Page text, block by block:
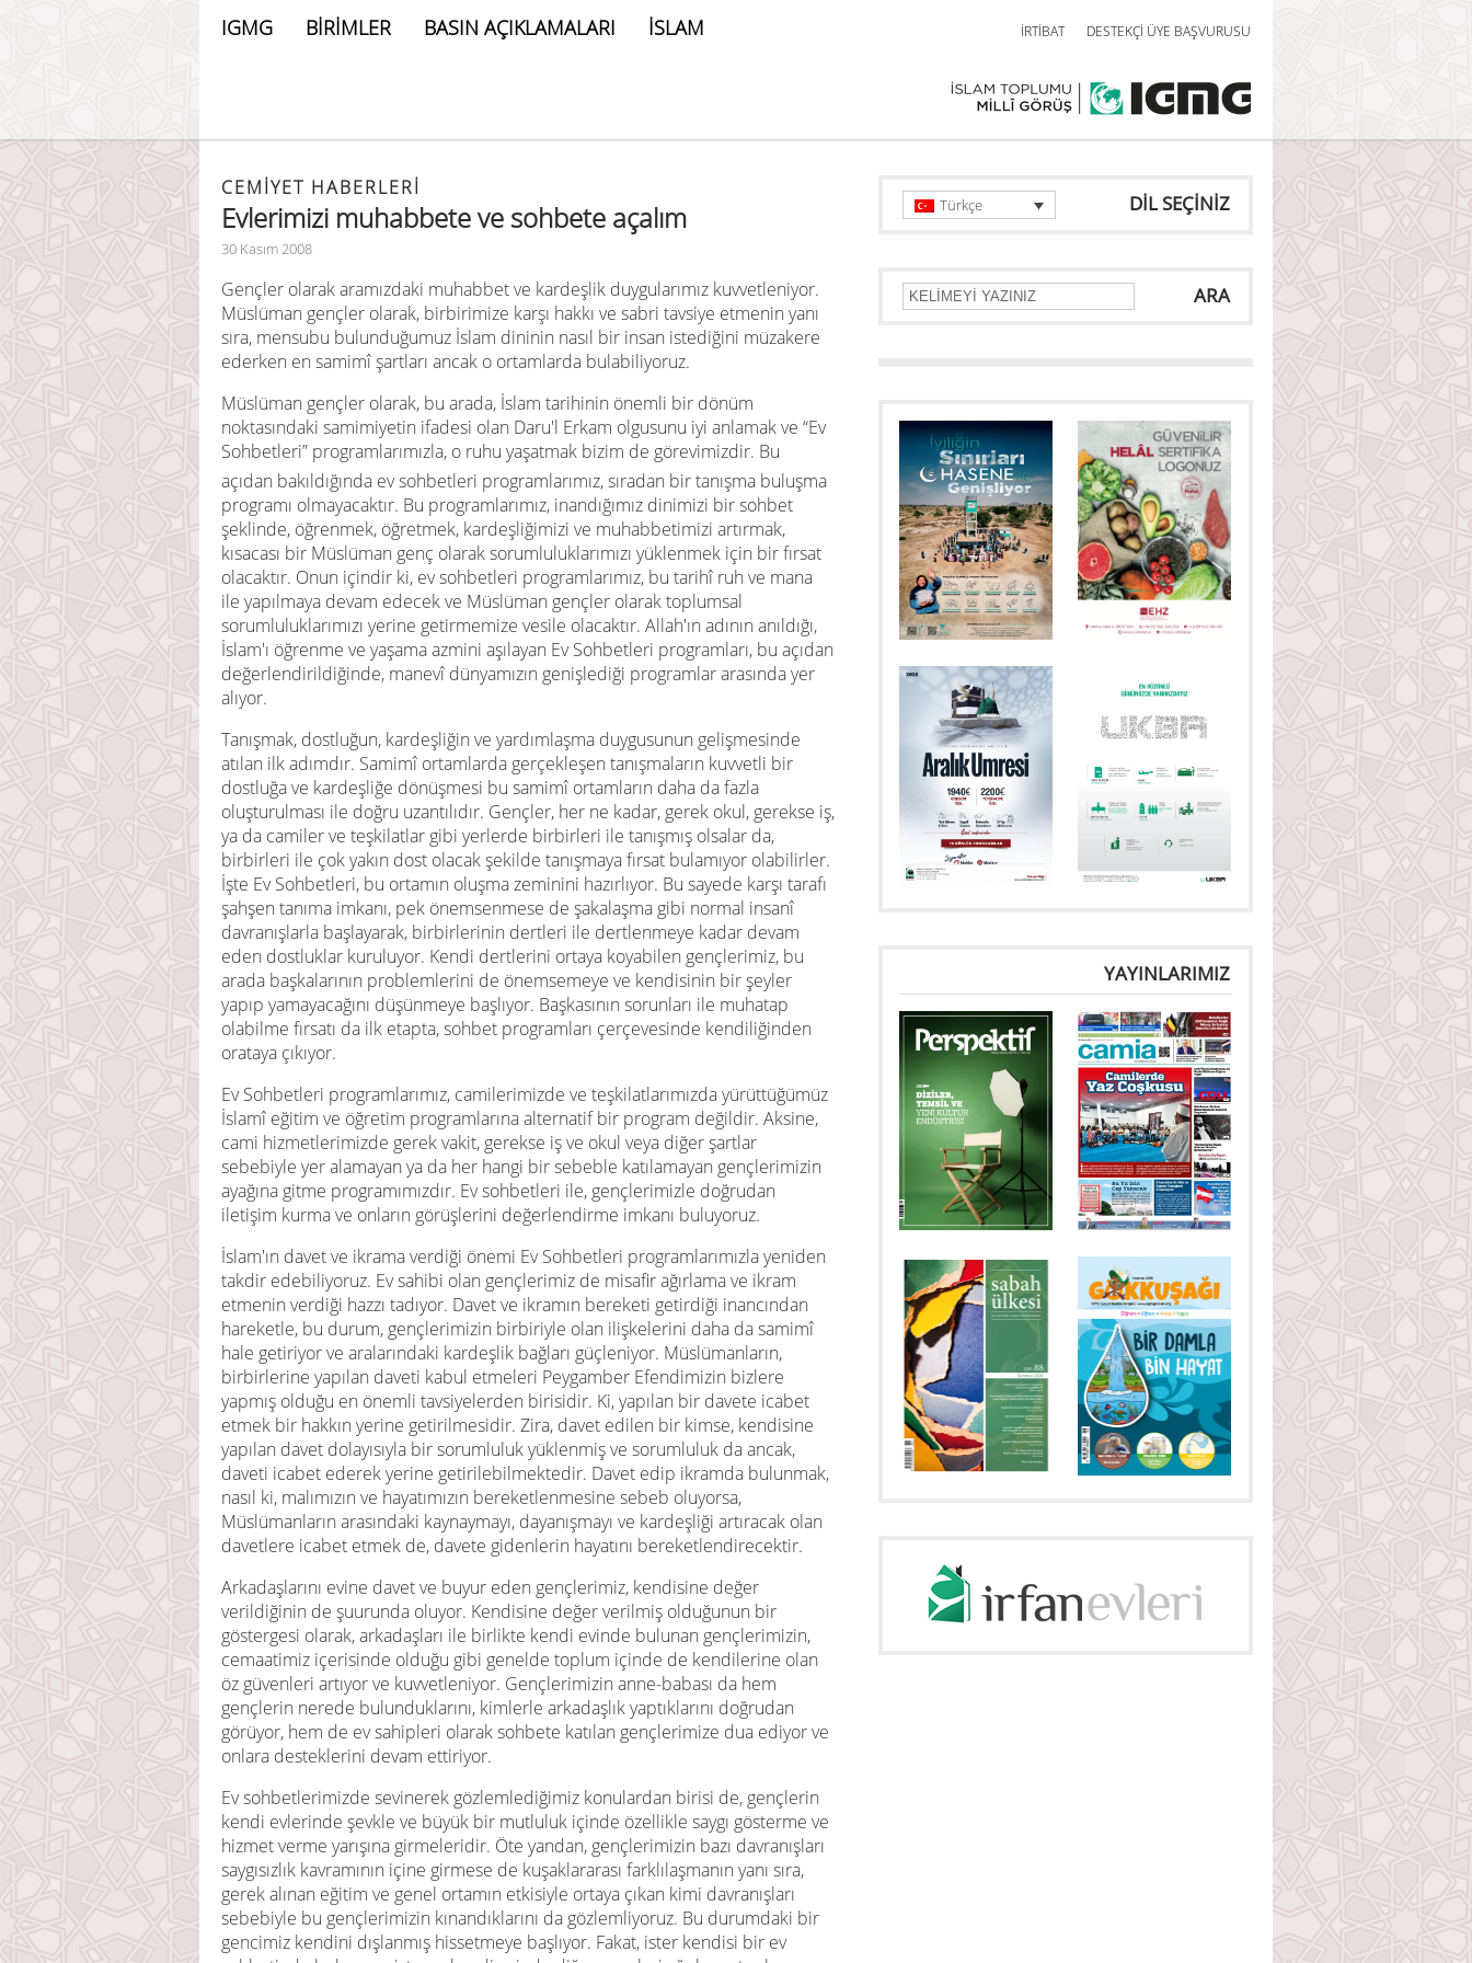
IGMG BİRİMLER BASIN AÇIKLAMALARI İSLAM İRTİBAT DESTEKÇİ ÜYE BAŞVURUSU
CEMIYET HABERLERI
Evlerimizi muhabbete ve sohbete açalım
30 Kasım 2008
Gençler olarak aramızdaki muhabbet ve kardeşlik duygularımız kuvvetleniyor.
Müslüman gençler olarak, birbirimize karşı hakkı ve sabri tavsiye etmenin yanı
sıra, mensubu bulunduğumuz İslam dininin nasıl bir insan istediğini müzakere
ederken en samimî şartları ancak o ortamlarda bulabiliyoruz.
Müslüman gençler olarak, bu arada, İslam tarihinin önemli bir dönüm
noktasındaki samimiyetin ifadesi olan Daru'l Erkam olgusunu iyi anlamak ve “Ev
Sohbetleri” programlarımızla, o ruhu yaşatmak bizim de görevimizdir. Bu
açıdan bakıldığında ev sohbetleri programlarımız, sıradan bir tanışma buluşma
programı olmayacaktır. Bu programlarımız, inandığımız dinimizi bir sohbet
şeklinde, öğrenmek, öğretmek, kardeşliğimizi ve muhabbetimizi artırmak,
kısacası bir Müslüman genç olarak sorumluluklarımızı yüklenmek için bir fırsat
olacaktır. Onun içindir ki, ev sohbetleri programlarımız, bu tarihî ruh ve mana
ile yapılmaya devam edecek ve Müslüman gençler olarak toplumsal
sorumluluklarımızı yerine getirmemize vesile olacaktır. Allah'ın adının anıldığı,
İslam'ı öğrenme ve yaşama azmini aşılayan Ev Sohbetleri programları, bu açıdan
değerlendirildiğinde, manevî dünyamızın genişlediği programlar arasında yer
alıyor.
Tanışmak, dostluğun, kardeşliğin ve yardımlaşma duygusunun gelişmesinde
atılan ilk adımdır. Samimî ortamlarda gerçekleşen tanışmaların kuvvetli bir
dostluğa ve kardeşliğe dönüşmesi bu samimî ortamların daha da fazla
oluşturulması ile doğru uzantılıdır. Gençler, her ne kadar, gerek okul, gerekse iş,
ya da camiler ve teşkilatlar gibi yerlerde birbirleri ile tanışmış olsalar da,
birbirleri ile çok yakın dost olacak şekilde tanışmaya fırsat bulamıyor olabilirler.
İşte Ev Sohbetleri, bu ortamın oluşma zeminini hazırlıyor. Bu sayede karşı tarafı
şahşen tanıma imkanı, pek önemsenmese de şakalaşma gibi normal insanî
davranışlarla başlayarak, birbirlerinin dertleri ile dertlenmeye kadar devam
eden dostluklar kuruluyor. Kendi dertlerini ortaya koyabilen gençlerimiz, bu
arada başkalarının problemlerini de önemsemeye ve kendisinin bir şeyler
yapıp yamayacağını düşünmeye başlıyor. Başkasının sorunları ile muhatap
olabilme fırsatı da ilk etapta, sohbet programları çerçevesinde kendiliğinden
orataya çıkıyor.
Ev Sohbetleri programlarımız, camilerimizde ve teşkilatlarımızda yürüttüğümüz
İslamî eğitim ve öğretim programlarına alternatif bir program değildir. Aksine,
cami hizmetlerimizde gerek vakit, gerekse iş ve okul veya diğer şartlar
sebebiyle yer alamayan ya da her hangi bir sebeble katılamayan gençlerimizin
ayağına gitme programımızdır. Ev sohbetleri ile, gençlerimizle doğrudan
iletişim kurma ve onların görüşlerini değerlendirme imkanı buluyoruz.
İslam'ın davet ve ikrama verdiği önemi Ev Sohbetleri programlarımızla yeniden
takdir edebiliyoruz. Ev sahibi olan gençlerimiz de misafir ağırlama ve ikram
etmenin verdiği hazzı tadıyor. Davet ve ikramın bereketi getirdiği inancından
hareketle, bu durum, gençlerimizin birbiriyle olan ilişkelerini daha da samimî
hale getiriyor ve aralarındaki kardeşlik bağları güçleniyor. Müslümanların,
birbirlerine yapılan daveti kabul etmeleri Peygamber Efendimizin bizlere
yapmış olduğu en önemli tavsiyelerden birisidir. Ki, yapılan bir davete icabet
etmek bir hakkın yerine getirilmesidir. Zira, davet edilen bir kimse, kendisine
yapılan davet dolayısıyla bir sorumluluk yüklenmiş ve sorumluluk da ancak,
daveti icabet ederek yerine getirilebilmektedir. Davet edip ikramda bulunmak,
nasıl ki, malımızın ve hayatımızın bereketlenmesine sebeb oluyorsa,
Müslümanların arasındaki kaynaymayı, dayanışmayı ve kardeşliği artıracak olan
davetlere icabet etmek de, davete gidenlerin hayatını bereketlendirecektir.
Arkadaşlarını evine davet ve buyur eden gençlerimiz, kendisine değer
verildiğinin de şuurunda oluyor. Kendisine değer verilmiş olduğunun bir
göstergesi olarak, arkadaşları ile birlikte kendi evinde bulunan gençlerimizin,
cemaatimiz içerisinde olduğu gibi genelde toplum içinde de kendilerine olan
öz güvenleri artıyor ve kuvvetleniyor. Gençlerimizin anne-babası da hem
gençlerin nerede bulunduklarını, kimlerle arkadaşlık yaptıklarını doğrudan
görüyor, hem de ev sahipleri olarak sohbete katılan gençlerimize dua ediyor ve
onlara desteklerini devam ettiriyor.
Ev sohbetlerimizde sevinerek gözlemlediğimiz konulardan birisi de, gençlerin
kendi evlerinde şevkle ve büyük bir mutluluk içinde özellikle saygı gösterme ve
hizmet verme yarışına girmeleridir. Öte yandan, gençlerimizin bazı davranışları
saygısızlık kavramının içine girmese de kuşaklararası farklılaşmanın yanı sıra,
gerek alınan eğitim ve genel ortamın etkisiyle ortaya çıkan kimi davranışları
sebebiyle bu gençlerimizin kınandıklarını da gözlemliyoruz. Bu durumdaki bir
gencimiz kendini dışlanmış hissetmeye başlıyor. Fakat, ister kendisi bir ev
DİL SEÇİNİZ
Türkçe
ARA
YAYINLARIMIZ